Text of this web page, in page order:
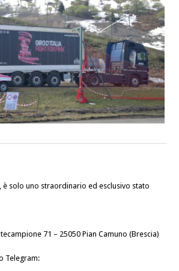
solo uno straordinario ed esclusivo stato
71 – 25050 Pian Camuno (Brescia)
Telegram: